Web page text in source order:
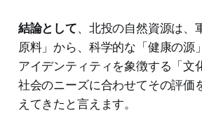
結論として、北投の自然資源は、
原料」から、科学的な「健康の源
アイデンティティを象徴する「文
社会のニーズに合わせてその評価
えてきたと言えます。